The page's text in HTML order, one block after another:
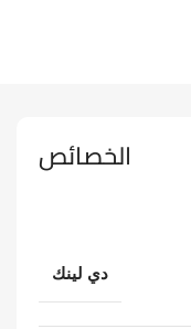
الخصائص
دي لينك